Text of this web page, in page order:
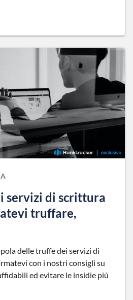
servizi di scrittura
truffare,
delle truffe dei servizi di
con i nostri consigli su
ed evitare le insidie più